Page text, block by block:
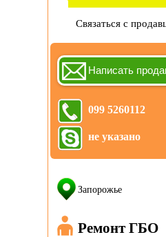
Связаться с
Написать
099 5260112
не указано
Запорожье
Ремонт ГБО